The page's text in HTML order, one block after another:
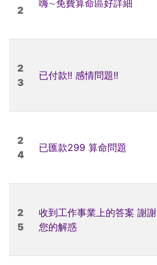
2
嗨∼免費算命區好詳細
2
3
已付款!! 感情問題!!
2
4
已匯款299 算命問題
2
5
收到工作事業上的答案 謝謝
您的解惑